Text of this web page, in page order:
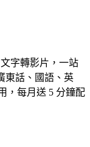
字轉影片，一站
東話、國語、英
，每月送 5 分鐘配